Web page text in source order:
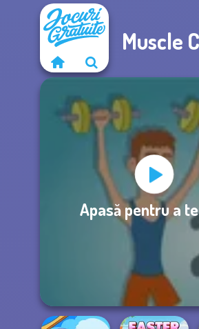
Muscle
Apasă pentru a